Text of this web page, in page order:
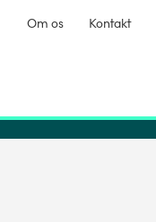
Om os Kontakt